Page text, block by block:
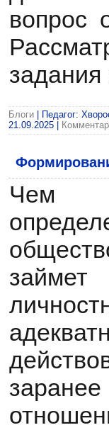
вопрос
задания
Блоги | Педагог:
21.09.2025
Чем
займет